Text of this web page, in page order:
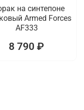
на синтепоне
Armed Forces
AF333
8 790 ₽